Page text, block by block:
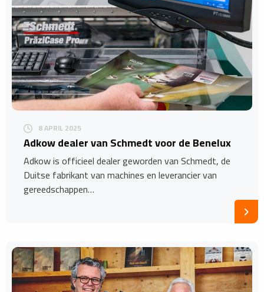
8 APRIL 2025
Adkow dealer van Schmedt voor de Benelux
Adkow is officieel dealer geworden van Schmedt, de
Duitse fabrikant van machines en leverancier van
gereedschappen…